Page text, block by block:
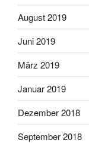
August 2019
Juni 2019
März 2019
Januar 2019
Dezember 2018
September 2018